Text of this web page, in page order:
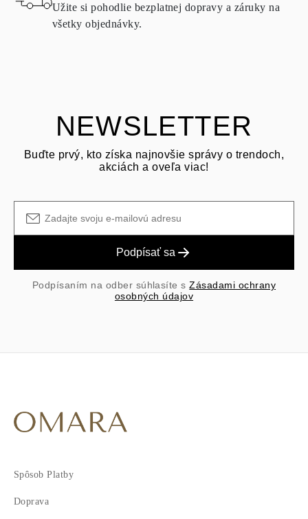
možné vrátiť za rovnakých podmienok – a to do 15 kalendárnych
od dátumu doručenia zásielky.
Užite si pohodlie bezplatnej dopravy a záruky na
všetky objednávky.
NEWSLETTER
Buďte prvý, kto získa najnovšie správy o trendoch,
akciách a oveľa viac!
Podpísať sa
Podpísaním na odber súhlasíte sZásadami ochrany
osobných údajov
Spôsob Platby
Doprava